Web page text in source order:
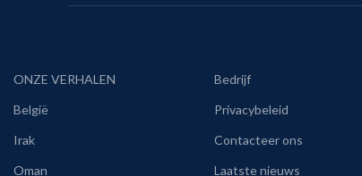
ONZE VERHALEN
België
Irak
Oman
Bedrijf
Privacybeleid
Contacteer ons
Laatste nieuws